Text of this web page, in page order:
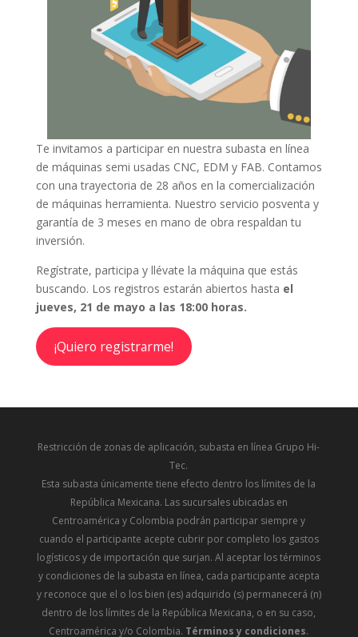
Te invitamos a participar en nuestra subasta en línea
de máquinas semi usadas CNC, EDM y FAB. Contamos
con una trayectoria de 28 años en la comercialización
de máquinas herramienta. Nuestro servicio posventa y
garantía de 3 meses en mano de obra respaldan tu
inversión.
Regístrate, participa y llévate la máquina que estás
buscando. Los registros estarán abiertos hasta el
jueves, 21 de mayo a las 18:00 horas.
¡Quiero registrarme!
Restricción de zonas de aplicación, subasta en línea Grupo Hi-
Tec.
Esta subasta únicamente tiene efecto dentro los límites de la
República Mexicana. Las sucursales ubicadas en
Centroamérica y Colombia podrán participar siempre y
cuando el participante acepte cubrir por completo los gastos
logísticos y de importación que surjan. Al aceptar los términos
y condiciones de la subasta en línea, cada participante acepta
y reconoce que el o los bien (es) adquirido (s) permanecerá (n)
dentro de los límites de la República Mexicana, o en su caso,
Centroamérica y/o Colombia. Términos y condiciones.